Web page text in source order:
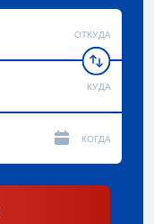
ОТКУДА
КУДА
КОГДА